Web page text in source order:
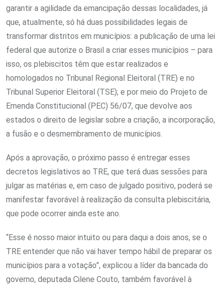
garantir a agilidade da emancipação dessas localidades, já
que, atualmente, só há duas possibilidades legais de
transformar distritos em municípios: a publicação de uma lei
federal que autorize o Brasil a criar esses municípios – para
isso, os plebiscitos têm que estar realizados e
homologados no Tribunal Regional Eleitoral (TRE) e no
Tribunal Superior Eleitoral (TSE); e por meio do Projeto de
Emenda Constitucional (PEC) 56/07, que devolve aos
estados o direito de legislar sobre a criação, a incorporação,
a fusão e o desmembramento de municípios.
Após a aprovação, o próximo passo é entregar esses
decretos legislativos ao TRE, que terá duas sessões para
julgar as matérias e, em caso de julgado positivo, poderá se
manifestar favorável à realização da consulta plebiscitária,
que pode ocorrer ainda este ano.
“Esse é nosso maior intuito ou para daqui a dois anos, se o
TRE entender que não vai haver tempo hábil de preparar os
municípios para a votação”, explicou a líder da bancada do
governo, deputada Cilene Couto, também favorável à